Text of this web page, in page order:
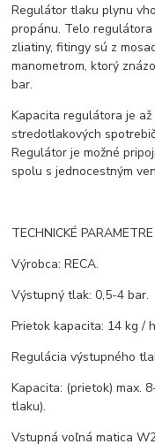
Regulátor tlaku plynu
propánu. Telo regulátora
zliatiny, fitingy sú z
manometrom, ktorý
bar.
Kapacita regulátora je
stredotlakových
Regulátor je možné
spolu s jednocestným
TECHNICKÉ PARAMETRE
Výrobca: RECA.
Výstupný tlak: 0,5-4 bar.
Prietok kapacita: 14 kg /
Regulácia výstupného
Kapacita: (prietok) max.
tlaku).
Vstupná voľná matica